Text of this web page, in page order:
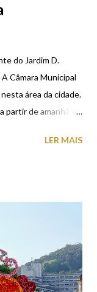
do Jardim D.
Câmara Municipal
área da cidade.
de amanhã,
LER MAIS